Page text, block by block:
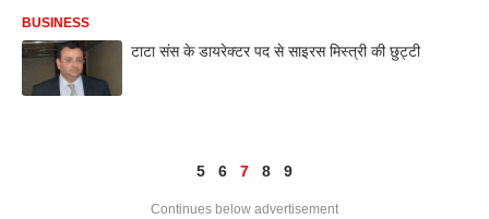
BUSINESS
टाटा संस के डायरेक्टर पद से साइरस मिस्त्री की छुट्टी
5 6 7 8 9
Continues below advertisement